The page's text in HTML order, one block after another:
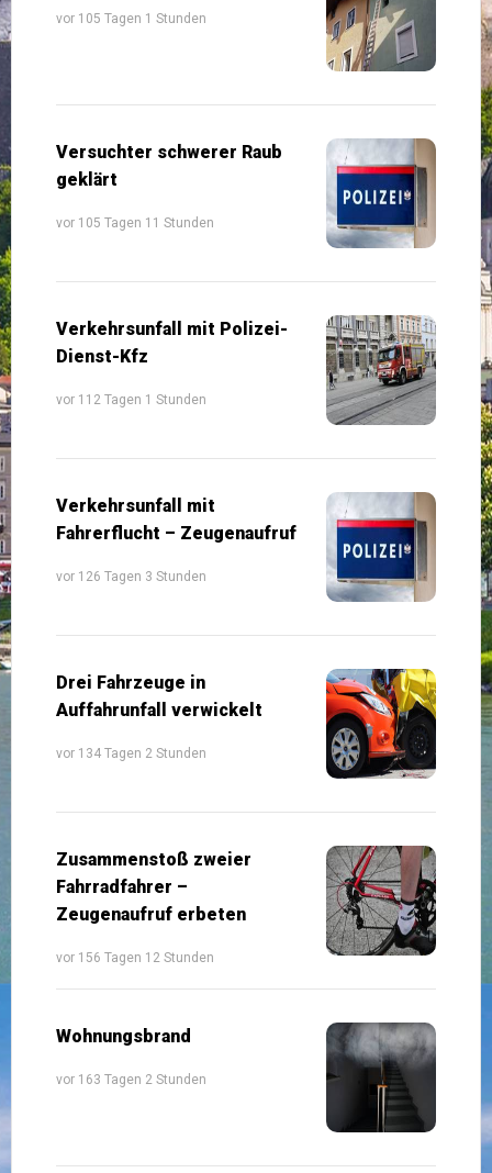
vor 105 Tagen 1 Stunden
Versuchter schwerer Raub
geklärt
vor 105 Tagen 11 Stunden
Verkehrsunfall mit Polizei-
Dienst-Kfz
vor 112 Tagen 1 Stunden
Verkehrsunfall mit
Fahrerflucht – Zeugenaufruf
vor 126 Tagen 3 Stunden
Drei Fahrzeuge in
Auffahrunfall verwickelt
vor 134 Tagen 2 Stunden
Zusammenstoß zweier
Fahrradfahrer –
Zeugenaufruf erbeten
vor 156 Tagen 12 Stunden
Wohnungsbrand
vor 163 Tagen 2 Stunden